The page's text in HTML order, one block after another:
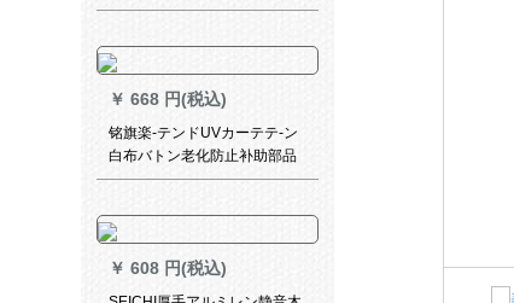
レンレンレンレントップ装ダ
テルテルテルテルテルテルテ
ルテルテルテル（色備考）の
具体的なケースを確認しまし
た。
￥ 668 円(税込)
铭旗楽-テンドUVカーテテ-ン
白布バトン老化防止补助部品
天象帯48メトル
￥ 608 円(税込)